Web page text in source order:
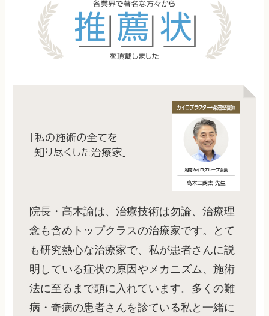
院長・高木諭は、治療技術は勿論、治療理
念も含めトップクラスの治療家です。とて
も研究熱心な治療家で、私が患者さんに説
明している症状の原因やメカニズム、施術
法に至るまで頭に入れています。多くの難
病・奇病の患者さんを診ている私と一緒に